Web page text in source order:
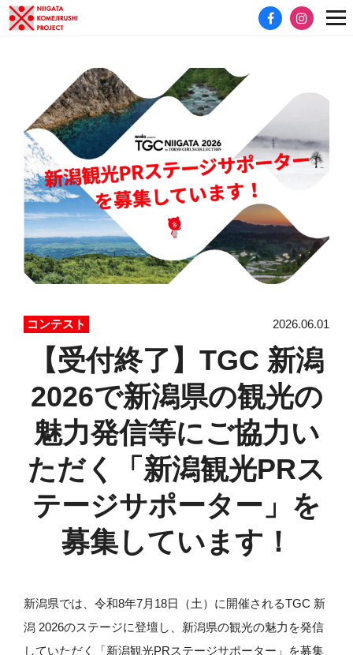
コンテスト 2026.06.01
【受付終了】TGC 新潟
2026で新潟県の観光の
魅力発信等にご協力い
ただく「新潟観光PRス
テージサポーター」を
募集しています！
新潟県では、令和8年7月18日（土）に開催されるTGC 新
潟 2026のステージに登壇し、新潟県の観光の魅力を発信
していただく「新潟観光PRステージサポーター」を募集